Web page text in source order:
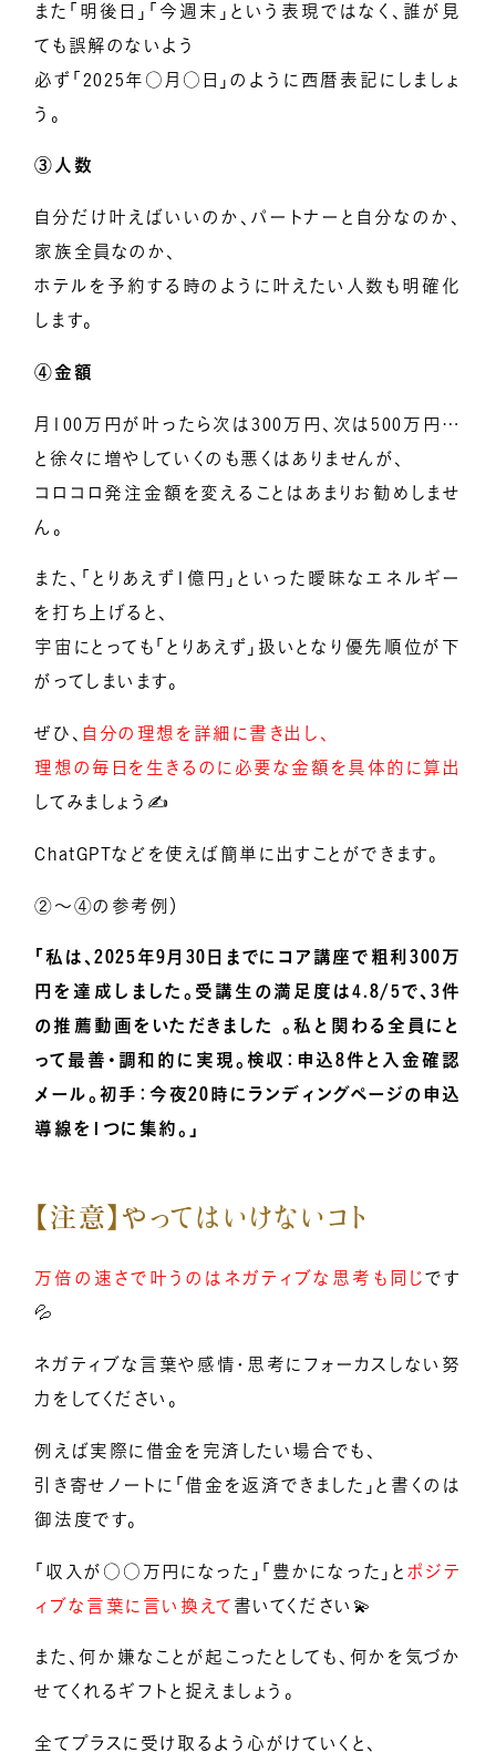
また「明後日」「今週末」という表現ではなく、誰が見
ても誤解のないよう
必ず「2025年○月○日」のように西暦表記にしましょ
う。
③人数
自分だけ叶えばいいのか、パートナーと自分なのか、
家族全員なのか、
ホテルを予約する時のように叶えたい人数も明確化
します。
④金額
月100万円が叶ったら次は300万円、次は500万円…
と徐々に増やしていくのも悪くはありませんが、
コロコロ発注金額を変えることはあまりお勧めしませ
ん。
また、「とりあえず1億円」といった曖昧なエネルギー
を打ち上げると、
宇宙にとっても「とりあえず」扱いとなり優先順位が下
がってしまいます。
ぜひ、 自分の理想を詳細に書き出し、
理想の毎日を生きるのに必要な金額を具体的に算出
してみましょう✍️
ChatGPTなどを使えば簡単に出すことができます。
②〜④の参考例）
「私は、2025年9月30日までにコア講座で粗利300万
円を達成しました。受講生の満足度は4.8/5で、3件
の推薦動画をいただきました 。私と関わる全員にと
って最善・調和的に実現。検収：申込8件と入金確認
メール。初手：今夜20時にランディングページの申込
導線を1つに集約。」
【注意】やってはいけないコト
万倍の速さで叶うのはネガティブな思考も同じです
💦
ネガティブな言葉や感情・思考にフォーカスしない努
力をしてください。
例えば実際に借金を完済したい場合でも、
引き寄せノートに「借金を返済できました」と書くのは
御法度です。
「収入が○○万円になった」「豊かになった」と ポジテ
ィブな言葉に言い換えて 書いてください💫
また、何か嫌なことが起こったとしても、何かを気づか
せてくれるギフトと捉えましょう。
全てプラスに受け取るよう心がけていくと、